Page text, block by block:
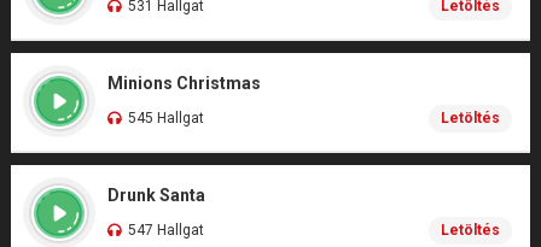
531 Hallgat Letöltés
Minions Christmas
545 Hallgat Letöltés
Drunk Santa
547 Hallgat Letöltés